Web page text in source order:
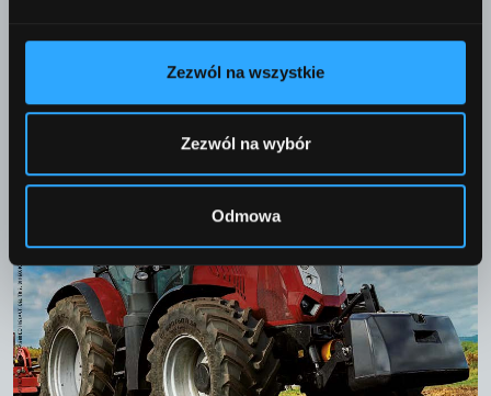
Zezwól na wszystkie
Zezwól na wybór
Odmowa
01 listopada 2021